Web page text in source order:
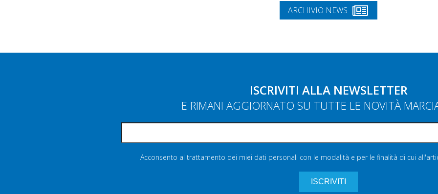
ARCHIVIO NEWS
ISCRIVITI ALLA NEWSLETTER
E RIMANI AGGIORNATO SU TUTTE LE NOVITÀ
Acconsento al trattamento dei miei dati personali con le modalità e per le finalità di cui